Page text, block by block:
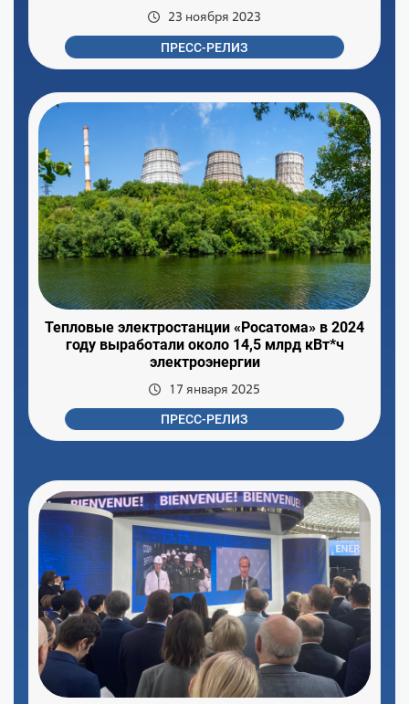
23 ноября 2023
ПРЕСС-РЕЛИЗ
Тепловые электростанции «Росатома» в 2024
году выработали около 14,5 млрд кВт*ч
электроэнергии
17 января 2025
ПРЕСС-РЕЛИЗ